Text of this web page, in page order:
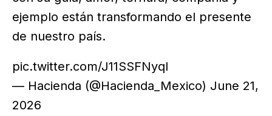
ejemplo están transformando el presente
de nuestro país.
pic.twitter.com/J11SSFNyql
— Hacienda (@Hacienda_Mexico) June 21,
2026